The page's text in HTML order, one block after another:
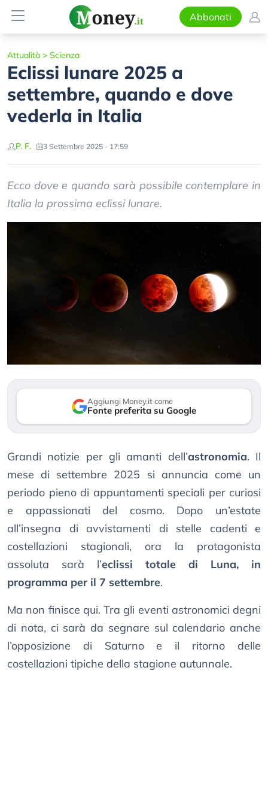
Abbonati
Attualità > Scienza
Eclissi lunare 2025 a
settembre, quando e dove
vederla in Italia
P. F. 3 Settembre 2025 - 17:59
Ecco dove e quando sarà possibile contemplare in
Italia la prossima eclissi lunare.
Aggiungi Money.it come
Fonte preferita su Google
Grandi notizie per gli amanti dell’astronomia. Il
mese di settembre 2025 si annuncia come un
periodo pieno di appuntamenti speciali per curiosi
e appassionati del cosmo. Dopo un’estate
all’insegna di avvistamenti di stelle cadenti e
costellazioni stagionali, ora la protagonista
assoluta sarà l’eclissi totale di Luna, in
programma per il 7 settembre.
Ma non finisce qui. Tra gli eventi astronomici degni
di nota, ci sarà da segnare sul calendario anche
l’opposizione di Saturno e il ritorno delle
costellazioni tipiche della stagione autunnale.